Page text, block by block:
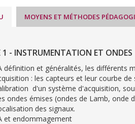
MOYENS ET MÉTHODES
1 - INSTRUMENTATION ET ONDES
définition et généralités, les différents
: les capteurs et leur courbe de
d'un système d'acquisition,
ondes émises (ondes de Lamb, onde
des signaux.
et endommagement